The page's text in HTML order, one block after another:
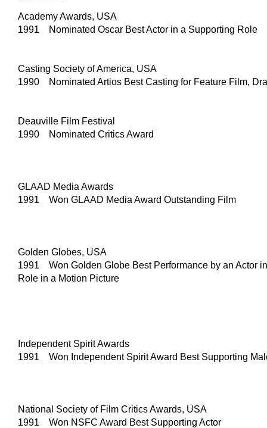
Academy Awards, USA
1991 Nominated Oscar Best Actor in a Supporting Role
Casting Society of America, USA
1990 Nominated Artios Best Casting for Feature Film,
Deauville Film Festival
1990 Nominated Critics Award
GLAAD Media Awards
1991 Won GLAAD Media Award Outstanding Film
Golden Globes, USA
1991 Won Golden Globe Best Performance by an Actor
Role in a Motion Picture
Independent Spirit Awards
1991 Won Independent Spirit Award Best Supporting
National Society of Film Critics Awards, USA
1991 Won NSFC Award Best Supporting Actor